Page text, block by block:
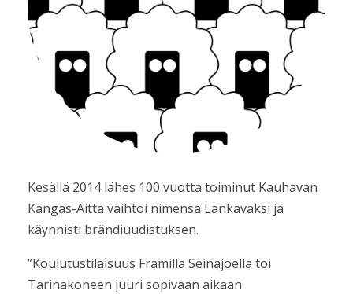
Kesällä 2014 lähes 100 vuotta toiminut Kauhavan
Kangas-Aitta vaihtoi nimensä Lankavaksi ja
käynnisti brändiuudistuksen.
”Koulutustilaisuus Framilla Seinäjoella toi
Tarinakoneen juuri sopivaan aikaan